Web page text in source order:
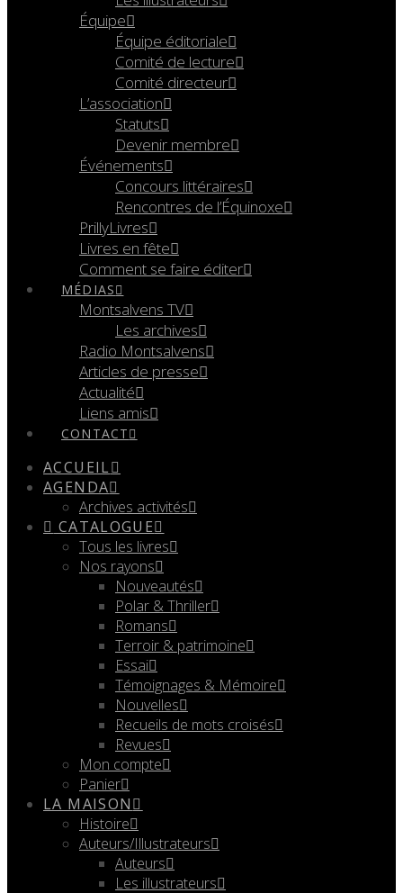
Équipe
Équipe éditoriale
Comité de lecture
Comité directeur
L’association
Statuts
Devenir membre
Événements
Concours littéraires
Rencontres de l’Équinoxe
PrillyLivres
Livres en fête
Comment se faire éditer
MÉDIAS
Montsalvens TV
Les archives
Radio Montsalvens
Articles de presse
Actualité
Liens amis
CONTACT
ACCUEIL
AGENDA
Archives activités
CATALOGUE
Tous les livres
Nos rayons
Nouveautés
Polar & Thriller
Romans
Terroir & patrimoine
Essai
Témoignages & Mémoire
Nouvelles
Recueils de mots croisés
Revues
Mon compte
Panier
LA MAISON
Histoire
Auteurs/Illustrateurs
Auteurs
Les illustrateurs